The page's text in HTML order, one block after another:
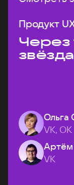
Продукт
Через
Ольга
VK, ОК
Артём
VK